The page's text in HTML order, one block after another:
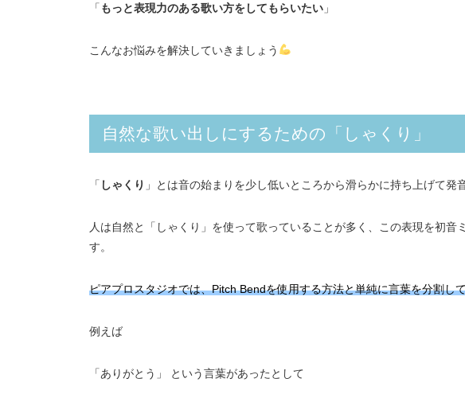
「 もっと表現力のある歌い方をしてもらいたい 」
こんなお悩みを解決していきましょう
自然な歌い出しにするための「しゃくり」
「 しゃくり 」とは音の始まりを少し低いところから滑らかに持ち上げて発
人は自然と「しゃくり」を使って歌っていることが多く、この表現を初
す。
ピアプロスタジオでは、Pitch Bendを使用する方法と単純に言葉を分割し
例えば
「ありがとう」 という言葉があったとして